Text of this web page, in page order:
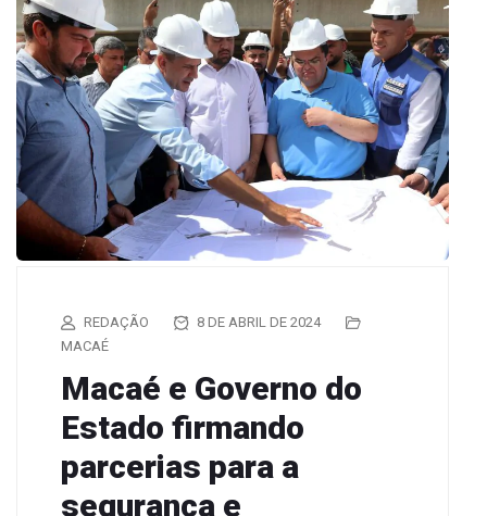
REDAÇÃO
8 DE ABRIL DE 2024
MACAÉ
Macaé e Governo do
Estado firmando
parcerias para a
segurança e